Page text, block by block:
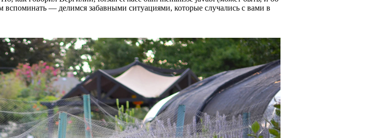
— делимся забавными ситуациями, которые случались с вами в